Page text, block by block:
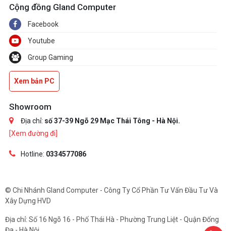
Cộng đồng Gland Computer
Facebook
Youtube
Group Gaming
Xem bản PC
Showroom
Địa chỉ: số 37-39 Ngõ 29 Mạc Thái Tông - Hà Nội.
[Xem đường đi]
Hotline: 0334577086
© Chi Nhánh Gland Computer - Công Ty Cổ Phần Tư Vấn Đầu Tư Và
Xây Dựng HVD
Địa chỉ: Số 16 Ngõ 16 - Phố Thái Hà - Phường Trung Liệt - Quận Đống